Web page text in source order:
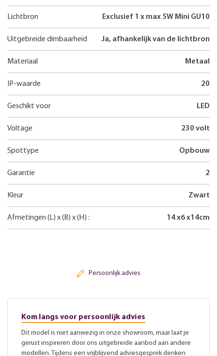
Lichtbron Exclusief 1 x max 5W Mini GU10
Uitgebreide dimbaarheid Ja, afhankelijk van de lichtbron
Materiaal Metaal
IP-waarde 20
Geschikt voor LED
Voltage 230 volt
Spottype Opbouw
Garantie 2
Kleur Zwart
Afmetingen (L) x(B) x(H) : 14x6x14cm
Persoonlijk advies
Kom langs voor persoonlijk advies
Dit model is niet aanwezig in onze showroom, maar laat je
gerust inspireren door ons uitgebreide aanbod aan andere
modellen. Tijdens een vrijblijvend adviesgesprek denken